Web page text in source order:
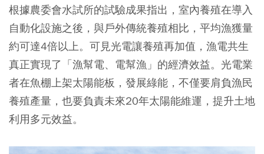
根據農委會水試所的試驗成果指出，室內養殖在導入
自動化設施之後，與戶外傳統養殖相比，平均漁獲量
約可達4倍以上。可見光電讓養殖再加值，漁電共生
真正實現了「漁幫電、電幫漁」的經濟效益。光電業
者在魚棚上架太陽能板，發展綠能，不僅要肩負漁民
養殖產量，也要負責未來20年太陽能維運，提升土地
利用多元效益。